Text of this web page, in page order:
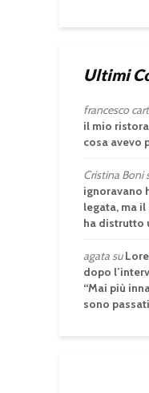
Ultimi
francesco
il mio
cosa avevo
Cristina Boni
ignoravano
legata, ma
ha distrutto
agatasu
dopo
“Mai più
sono